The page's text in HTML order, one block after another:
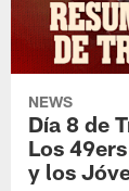
NEWS
Día 8 de
Los
y los